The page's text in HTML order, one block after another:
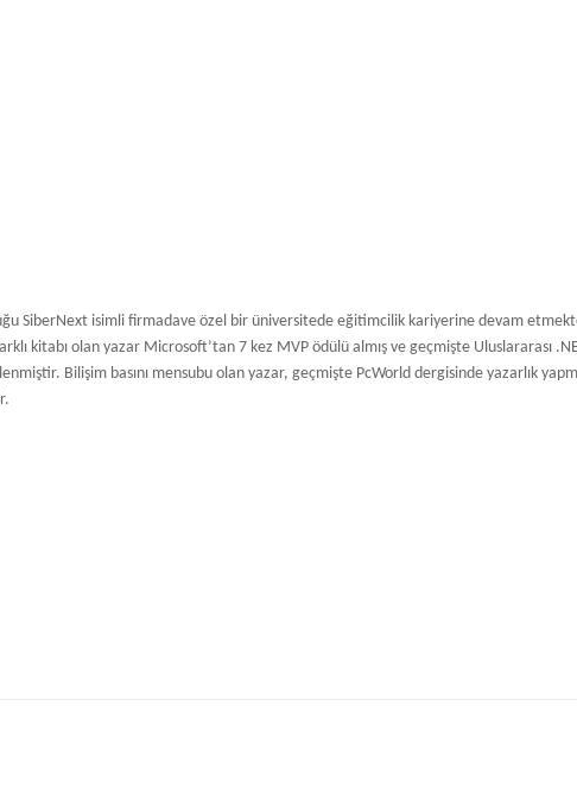
SiberNext isimli firmadave özel bir üniversitede eğitimcilik kariyerine devam
kitabı olan yazar Microsoft’tan 7 kez MVP ödülü almış ve geçmişte Uluslararası
Bilişim basını mensubu olan yazar, geçmişte PcWorld dergisinde yazarlık